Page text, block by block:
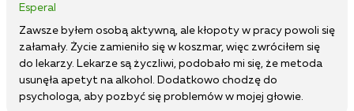
Esperal
Zawsze byłem osobą aktywną, ale kłopoty w pracy powoli się
załamały. Życie zamieniło się w koszmar, więc zwróciłem się
do lekarzy. Lekarze są życzliwi, podobało mi się, że metoda
usunęła apetyt na alkohol. Dodatkowo chodzę do
psychologa, aby pozbyć się problemów w mojej głowie.